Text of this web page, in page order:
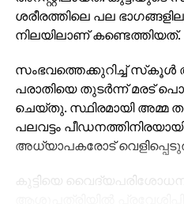
ശരീരത്തിലെ പല
നിലയിലാണ് കണ്ടെത്തിയത്.
സംഭവത്തെക്കുറിച്ച്
പരാതിയെ തുടര്‍ന്ന് മരട്
ചെയ്തു. സ്ഥിരമായി അമ്മ
പലവട്ടം
അധ്യാപകരോട്
കുട്ടിയെ